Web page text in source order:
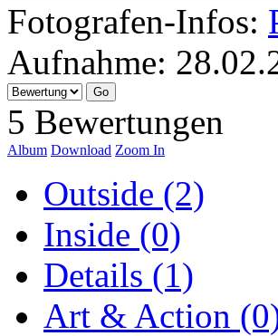
Fotografen-Infos:
Aufnahme:
5 Bewertungen
Album Download Zoom In
Outside (2)
Inside (0)
Details (1)
Art & Action